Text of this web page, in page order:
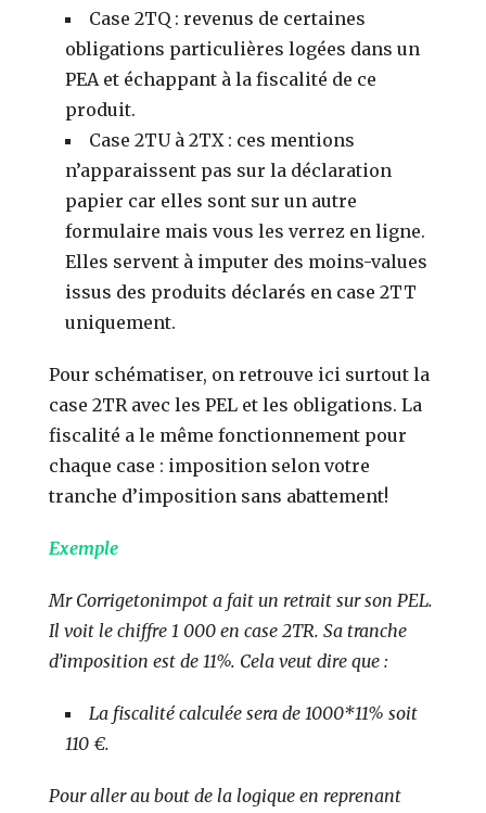
Case 2TQ : revenus de certaines
obligations particulières logées dans un
PEA et échappant à la fiscalité de ce
produit.
Case 2TU à 2TX : ces mentions
n’apparaissent pas sur la déclaration
papier car elles sont sur un autre
formulaire mais vous les verrez en ligne.
Elles servent à imputer des moins-values
issus des produits déclarés en case 2TT
uniquement.
Pour schématiser, on retrouve ici surtout la
case 2TR avec les PEL et les obligations. La
fiscalité a le même fonctionnement pour
chaque case : imposition selon votre
tranche d’imposition sans abattement!
Exemple
Mr Corrigetonimpot a fait un retrait sur son PEL.
Il voit le chiffre 1 000 en case 2TR. Sa tranche
d’imposition est de 11%. Cela veut dire que :
La fiscalité calculée sera de 1000*11% soit
110 €.
Pour aller au bout de la logique en reprenant